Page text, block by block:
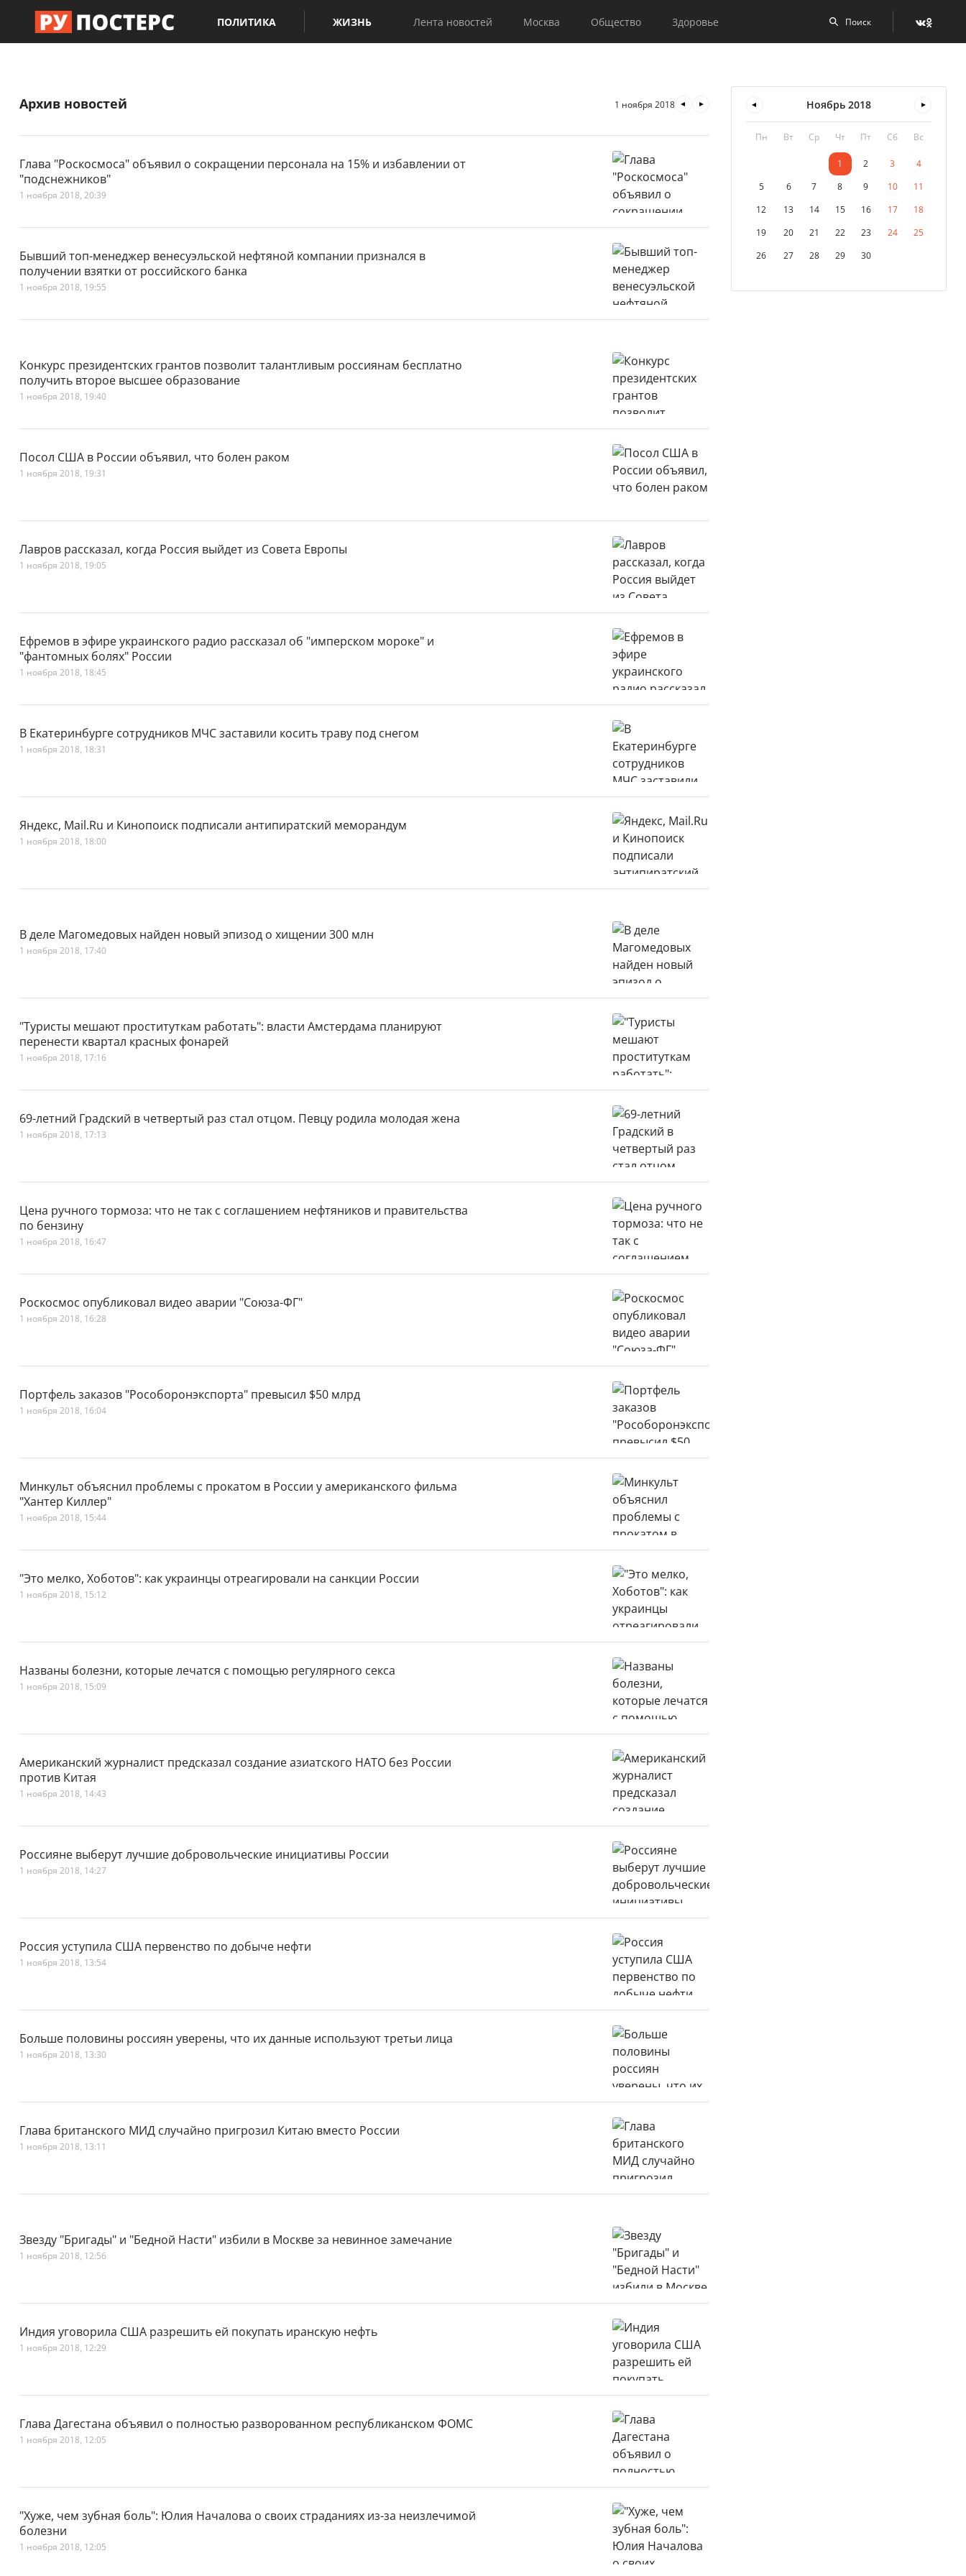
ПОЛИТИКА ЖИЗНЬ Лента новостей Москва Общество Здоровье
Архив новостей 1 ноября 2018
Глава "Роскосмоса" объявил о сокращении персонала на 15% и избавлении от
"подснежников"
1 ноября 2018, 20:39
Бывший топ-менеджер венесуэльской нефтяной компании признался в
получении взятки от российского банка
1 ноября 2018, 19:55
Конкурс президентских грантов позволит талантливым россиянам бесплатно
получить второе высшее образование
1 ноября 2018, 19:40
Посол США в России объявил, что болен раком
1 ноября 2018, 19:31
Лавров рассказал, когда Россия выйдет из Совета Европы
1 ноября 2018, 19:05
Ефремов в эфире украинского радио рассказал об "имперском мороке" и
"фантомных болях" России
1 ноября 2018, 18:45
В Екатеринбурге сотрудников МЧС заставили косить траву под снегом
1 ноября 2018, 18:31
Яндекс, Mail.Ru и Кинопоиск подписали антипиратский меморандум
1 ноября 2018, 18:00
В деле Магомедовых найден новый эпизод о хищении 300 млн
1 ноября 2018, 17:40
"Туристы мешают проституткам работать": власти Амстердама планируют
перенести квартал красных фонарей
1 ноября 2018, 17:16
69-летний Градский в четвертый раз стал отцом. Певцу родила молодая жена
1 ноября 2018, 17:13
Цена ручного тормоза: что не так с соглашением нефтяников и правительства
по бензину
1 ноября 2018, 16:47
Роскосмос опубликовал видео аварии "Союза-ФГ"
1 ноября 2018, 16:28
Портфель заказов "Рособоронэкспорта" превысил $50 млрд
1 ноября 2018, 16:04
Минкульт объяснил проблемы с прокатом в России у американского фильма
"Хантер Киллер"
1 ноября 2018, 15:44
"Это мелко, Хоботов": как украинцы отреагировали на санкции России
1 ноября 2018, 15:12
Названы болезни, которые лечатся с помощью регулярного секса
1 ноября 2018, 15:09
Американский журналист предсказал создание азиатского НАТО без России
против Китая
1 ноября 2018, 14:43
Россияне выберут лучшие добровольческие инициативы России
1 ноября 2018, 14:27
Россия уступила США первенство по добыче нефти
1 ноября 2018, 13:54
Больше половины россиян уверены, что их данные используют третьи лица
1 ноября 2018, 13:30
Глава британского МИД случайно пригрозил Китаю вместо России
1 ноября 2018, 13:11
Звезду "Бригады" и "Бедной Насти" избили в Москве за невинное замечание
1 ноября 2018, 12:56
Индия уговорила США разрешить ей покупать иранскую нефть
1 ноября 2018, 12:29
Глава Дагестана объявил о полностью разворованном республиканском ФОМС
1 ноября 2018, 12:05
"Хуже, чем зубная боль": Юлия Началова о своих страданиях из-за неизлечимой
болезни
1 ноября 2018, 12:05
Ноябрь 2018
Пн Вт Ср Чт Пт Сб Вс
1 2 3
4
5
6 7 8 9 10
11
12
13 14 15 16 17
18
19
20 21 22 23 24
25
26
27 28 29 30